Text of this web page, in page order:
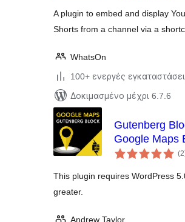
A plugin to embed and display
Shorts from a channel via a
WhatsOn
100+ ενεργές
Δοκιμασμένο μέχρι 6.7.6
Gutenberg
Google Maps
By Pantheon (2
This plugin requires WordPress
greater.
Andrew Taylor